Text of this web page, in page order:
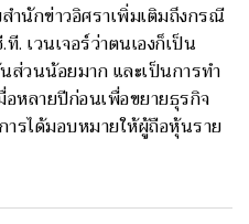
นักข่าวอิศราเพิ่มเติมถึงกรณี
เวนเจอร์ว่าตนเองก็เป็น
วนน้อยมาก และเป็นการทำ
หลายปีก่อนเพื่อขยายธุรกิจ
ารได้มอบหมายให้ผู้ถือหุ้นราย